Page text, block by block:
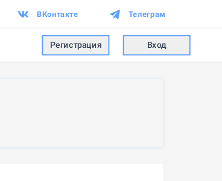
ВКонтакте Телеграм
Регистрация Вход